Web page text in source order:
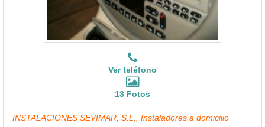
Ver teléfono
13 Fotos
INSTALACIONES SEVIMAR, S.L., Instaladores a domicilio